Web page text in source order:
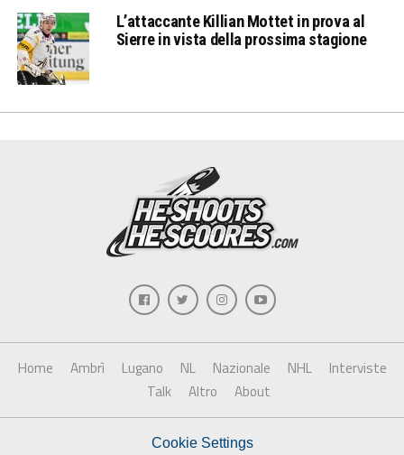
L’attaccante Killian Mottet in prova al
Sierre in vista della prossima stagione
Home Ambrì Lugano NL Nazionale NHL
Interviste
Talk
Altro About
Cookie Settings